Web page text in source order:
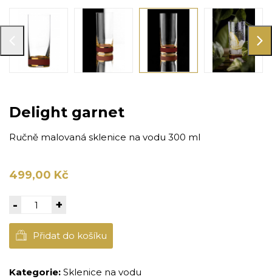
Delight garnet
Ručně malovaná sklenice na vodu 300 ml
499,00 Kč
- +
Přidat do košíku
Kategorie: Sklenice na vodu